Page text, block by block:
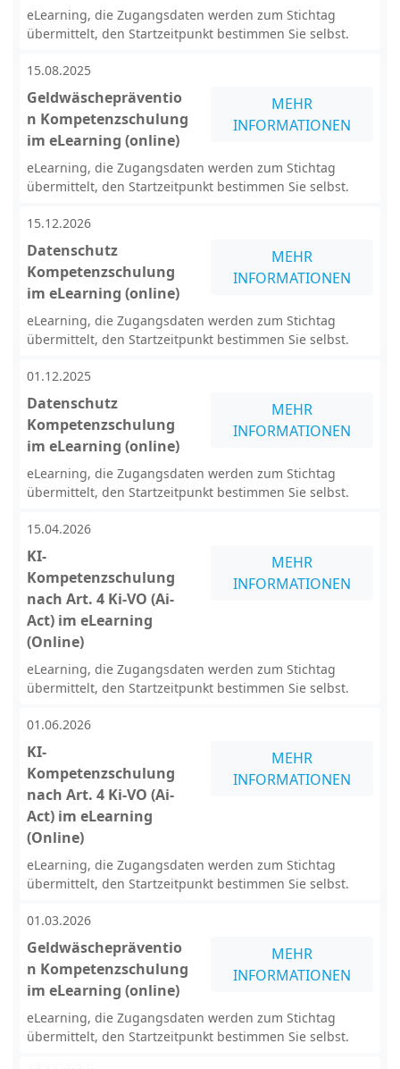
eLearning, die Zugangsdaten werden zum Stichtag
übermittelt, den Startzeitpunkt bestimmen Sie selbst.
15.08.2025
Geldwäschepräventio
n Kompetenzschulung
im eLearning (online)
MEHR
INFORMATIONEN
eLearning, die Zugangsdaten werden zum Stichtag
übermittelt, den Startzeitpunkt bestimmen Sie selbst.
15.12.2026
Datenschutz
Kompetenzschulung
im eLearning (online)
MEHR
INFORMATIONEN
eLearning, die Zugangsdaten werden zum Stichtag
übermittelt, den Startzeitpunkt bestimmen Sie selbst.
01.12.2025
Datenschutz
Kompetenzschulung
im eLearning (online)
MEHR
INFORMATIONEN
eLearning, die Zugangsdaten werden zum Stichtag
übermittelt, den Startzeitpunkt bestimmen Sie selbst.
15.04.2026
KI-
Kompetenzschulung
nach Art. 4 Ki-VO (Ai-
Act) im eLearning
(Online)
MEHR
INFORMATIONEN
eLearning, die Zugangsdaten werden zum Stichtag
übermittelt, den Startzeitpunkt bestimmen Sie selbst.
01.06.2026
KI-
Kompetenzschulung
nach Art. 4 Ki-VO (Ai-
Act) im eLearning
(Online)
MEHR
INFORMATIONEN
eLearning, die Zugangsdaten werden zum Stichtag
übermittelt, den Startzeitpunkt bestimmen Sie selbst.
01.03.2026
Geldwäschepräventio
n Kompetenzschulung
im eLearning (online)
MEHR
INFORMATIONEN
eLearning, die Zugangsdaten werden zum Stichtag
übermittelt, den Startzeitpunkt bestimmen Sie selbst.